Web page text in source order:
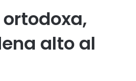
alto al